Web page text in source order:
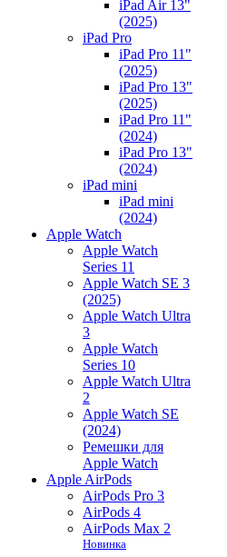
iPad Air 13"
(2025)
iPad Pro
iPad Pro 11"
(2025)
iPad Pro 13"
(2025)
iPad Pro 11"
(2024)
iPad Pro 13"
(2024)
iPad mini
iPad mini
(2024)
Apple Watch
Apple Watch
Series 11
Apple Watch SE 3
(2025)
Apple Watch Ultra
3
Apple Watch
Series 10
Apple Watch Ultra
2
Apple Watch SE
(2024)
Ремешки для
Apple Watch
Apple AirPods
AirPods Pro 3
AirPods 4
AirPods Max 2
Новинка